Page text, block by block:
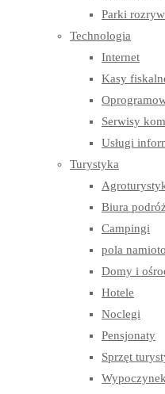
Parki
Technologia
Internet
Kasy
Serwisy
Usługi
Turystyka
Biura
Campingi
pola
Domy i
Hotele
Noclegi
Pensjonaty
Sprzęt
Wypoczynek